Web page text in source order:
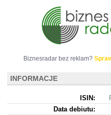
Biznesradar bez reklam?
INFORMACJE
ISIN:
Data debiutu: